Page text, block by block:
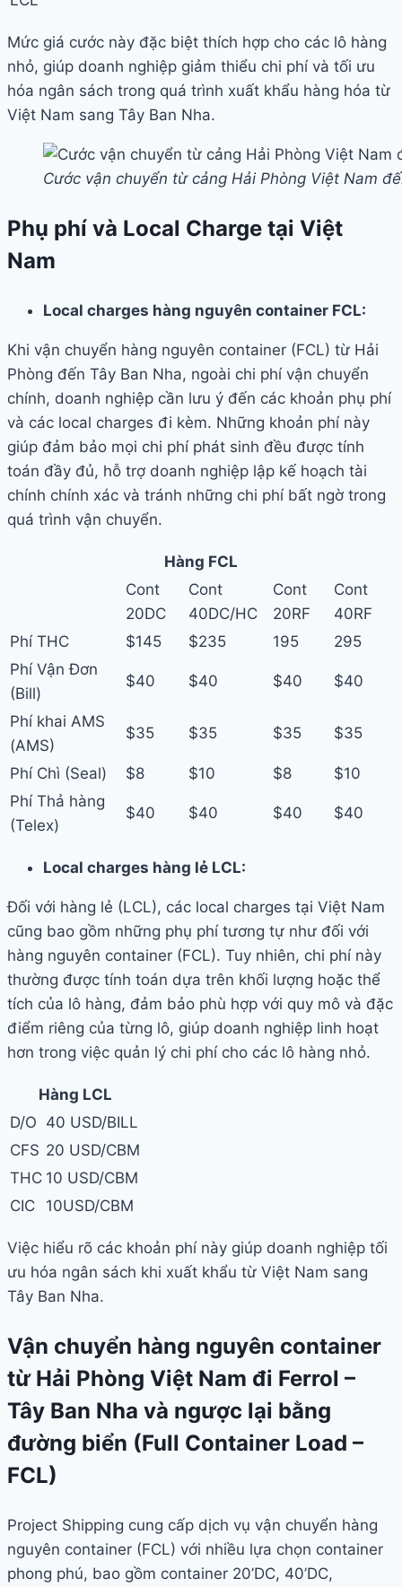
Mức giá cước này đặc biệt thích hợp cho các lô hàng
nhỏ, giúp doanh nghiệp giảm thiểu chi phí và tối ưu
hóa ngân sách trong quá trình xuất khẩu hàng hóa từ
Việt Nam sang Tây Ban Nha.
Cước vận chuyển từ cảng Hải Phòng Việt Nam
Phụ phí và Local Charge tại Việt
Nam
Local charges hàng nguyên container FCL:
Khi vận chuyển hàng nguyên container (FCL) từ Hải
Phòng đến Tây Ban Nha, ngoài chi phí vận chuyển
chính, doanh nghiệp cần lưu ý đến các khoản phụ phí
và các local charges đi kèm. Những khoản phí này
giúp đảm bảo mọi chi phí phát sinh đều được tính
toán đầy đủ, hỗ trợ doanh nghiệp lập kế hoạch tài
chính chính xác và tránh những chi phí bất ngờ trong
quá trình vận chuyển.
Hàng FCL
Cont
20DC
Cont
40DC/HC
Cont
20RF
Cont
40RF
Phí THC
$145 $235 195
295
Phí Vận Đơn
(Bill)
$40 $40 $40 $40
Phí khai AMS
(AMS)
$35 $35 $35 $35
Phí Chì (Seal) $8 $10 $8
$10
Phí Thả hàng
(Telex)
$40 $40 $40 $40
Local charges hàng lẻ LCL:
Đối với hàng lẻ (LCL), các local charges tại Việt Nam
cũng bao gồm những phụ phí tương tự như đối với
hàng nguyên container (FCL). Tuy nhiên, chi phí này
thường được tính toán dựa trên khối lượng hoặc thể
tích của lô hàng, đảm bảo phù hợp với quy mô và đặc
điểm riêng của từng lô, giúp doanh nghiệp linh hoạt
hơn trong việc quản lý chi phí cho các lô hàng nhỏ.
Hàng LCL
D/O 40 USD/BILL
CFS 20 USD/CBM
THC 10 USD/CBM
CIC
10USD/CBM
Việc hiểu rõ các khoản phí này giúp doanh nghiệp tối
ưu hóa ngân sách khi xuất khẩu từ Việt Nam sang
Tây Ban Nha.
Vận chuyển hàng nguyên container
từ Hải Phòng Việt Nam đi Ferrol –
Tây Ban Nha và ngược lại bằng
đường biển (Full Container Load –
FCL)
Project Shipping cung cấp dịch vụ vận chuyển hàng
nguyên container (FCL) với nhiều lựa chọn container
phong phú, bao gồm container 20’DC, 40’DC,